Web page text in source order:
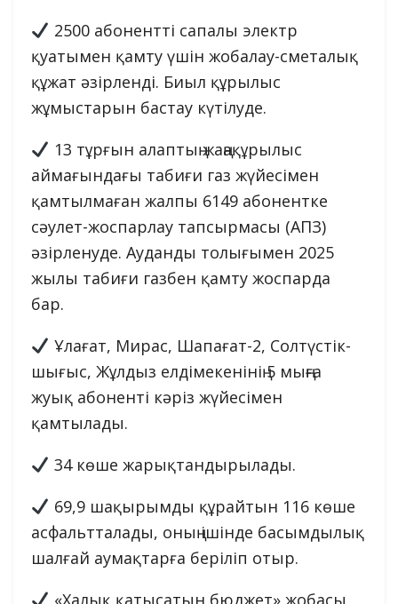
2500 абонентті сапалы электр
қуатымен қамту үшін жобалау-сметалық
құжат әзірленді. Биыл құрылыс
жұмыстарын бастау күтілуде.
13 тұрғын алаптың жаңақұрылыс
аймағындағы табиғи газ жүйесімен
қамтылмаған жалпы 6149 абонентке
сәулет-жоспарлау тапсырмасы (АПЗ)
әзірленуде. Ауданды толығымен 2025
жылы табиғи газбен қамту жоспарда
бар.
Ұлағат, Мирас, Шапағат-2, Солтүстік-
шығыс, Жұлдыз елдімекенінің 5 мыңға
жуық абоненті кәріз жүйесімен
қамтылады.
34 көше жарықтандырылады.
69,9 шақырымды құрайтын 116 көше
асфальтталады, оның ішінде басымдылық
шалғай аумақтарға беріліп отыр.
«Халық қатысатын бюджет» жобасы